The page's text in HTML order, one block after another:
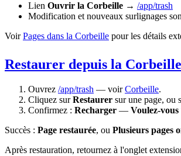
Lien Ouvrir la Corbeille → /app/trash
Modification et nouveaux surlignages
VoirPages dans la Corbeille pour les détails
Restaurer depuis la Corbeille
Ouvrez /app/trash — voirCorbeille.
Cliquez surRestaurer sur une page, ou
Confirmez : Recharger — Voulez-
Succès : Page restaurée, ou Plusieurs pages
Après restauration, retournez à l'onglet